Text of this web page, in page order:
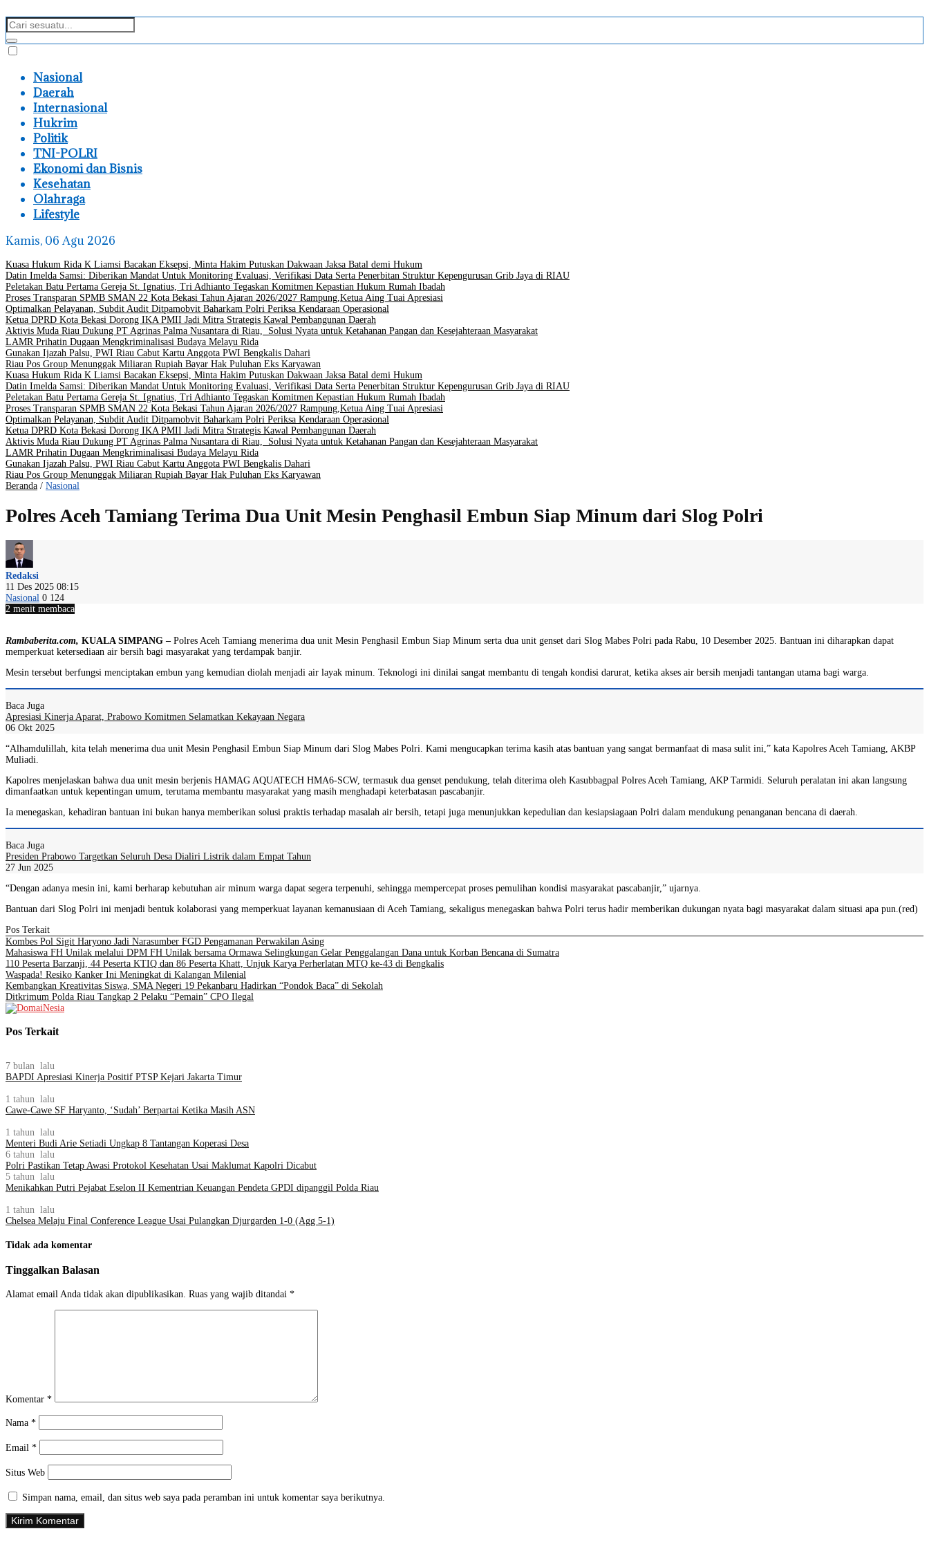
Nasional
Daerah
Internasional
Hukrim
Politik
TNI-POLRI
Ekonomi dan Bisnis
Kesehatan
Olahraga
Lifestyle
Kamis, 06 Agu 2026
Kuasa Hukum Rida K Liamsi Bacakan Eksepsi, Minta Hakim Putuskan Dakwaan Jaksa Batal demi Hukum
Datin Imelda Samsi: Diberikan Mandat Untuk Monitoring Evaluasi, Verifikasi Data Serta Penerbitan Struktur Kepengurusan Grib Jaya di RIAU
Peletakan Batu Pertama Gereja St. Ignatius, Tri Adhianto Tegaskan Komitmen Kepastian Hukum Rumah Ibadah
Proses Transparan SPMB SMAN 22 Kota Bekasi Tahun Ajaran 2026/2027 Rampung,Ketua Aing Tuai Apresiasi
Optimalkan Pelayanan, Subdit Audit Ditpamobvit Baharkam Polri Periksa Kendaraan Operasional
Ketua DPRD Kota Bekasi Dorong IKA PMII Jadi Mitra Strategis Kawal Pembangunan Daerah
Aktivis Muda Riau Dukung PT Agrinas Palma Nusantara di Riau, Solusi Nyata untuk Ketahanan Pangan dan Kesejahteraan Masyarakat
LAMR Prihatin Dugaan Mengkriminalisasi Budaya Melayu Rida
Gunakan Ijazah Palsu, PWI Riau Cabut Kartu Anggota PWI Bengkalis Dahari
Riau Pos Group Menunggak Miliaran Rupiah Bayar Hak Puluhan Eks Karyawan
Kuasa Hukum Rida K Liamsi Bacakan Eksepsi, Minta Hakim Putuskan Dakwaan Jaksa Batal demi Hukum
Datin Imelda Samsi: Diberikan Mandat Untuk Monitoring Evaluasi, Verifikasi Data Serta Penerbitan Struktur Kepengurusan Grib Jaya di RIAU
Peletakan Batu Pertama Gereja St. Ignatius, Tri Adhianto Tegaskan Komitmen Kepastian Hukum Rumah Ibadah
Proses Transparan SPMB SMAN 22 Kota Bekasi Tahun Ajaran 2026/2027 Rampung,Ketua Aing Tuai Apresiasi
Optimalkan Pelayanan, Subdit Audit Ditpamobvit Baharkam Polri Periksa Kendaraan Operasional
Ketua DPRD Kota Bekasi Dorong IKA PMII Jadi Mitra Strategis Kawal Pembangunan Daerah
Aktivis Muda Riau Dukung PT Agrinas Palma Nusantara di Riau, Solusi Nyata untuk Ketahanan Pangan dan Kesejahteraan Masyarakat
LAMR Prihatin Dugaan Mengkriminalisasi Budaya Melayu Rida
Gunakan Ijazah Palsu, PWI Riau Cabut Kartu Anggota PWI Bengkalis Dahari
Riau Pos Group Menunggak Miliaran Rupiah Bayar Hak Puluhan Eks Karyawan
Beranda / Nasional
Polres Aceh Tamiang Terima Dua Unit Mesin Penghasil Embun Siap Minum dari Slog Polri
Redaksi
11 Des 2025 08:15
Nasional 0 124
2 menit membaca
Rambaberita.com, KUALA SIMPANG – Polres Aceh Tamiang menerima dua unit Mesin Penghasil Embun Siap Minum serta dua unit genset dari Slog Mabes Polri pada Rabu, 10 Desember 2025. Bantuan ini diharapkan dapat
memperkuat ketersediaan air bersih bagi masyarakat yang terdampak banjir.
Mesin tersebut berfungsi menciptakan embun yang kemudian diolah menjadi air layak minum. Teknologi ini dinilai sangat membantu di tengah kondisi darurat, ketika akses air bersih menjadi tantangan utama bagi warga.
Baca Juga
Apresiasi Kinerja Aparat, Prabowo Komitmen Selamatkan Kekayaan Negara
06 Okt 2025
“Alhamdulillah, kita telah menerima dua unit Mesin Penghasil Embun Siap Minum dari Slog Mabes Polri. Kami mengucapkan terima kasih atas bantuan yang sangat bermanfaat di masa sulit ini,” kata Kapolres Aceh Tamiang, AKBP
Muliadi.
Kapolres menjelaskan bahwa dua unit mesin berjenis HAMAG AQUATECH HMA6-SCW, termasuk dua genset pendukung, telah diterima oleh Kasubbagpal Polres Aceh Tamiang, AKP Tarmidi. Seluruh peralatan ini akan langsung
dimanfaatkan untuk kepentingan umum, terutama membantu masyarakat yang masih menghadapi keterbatasan pascabanjir.
Ia menegaskan, kehadiran bantuan ini bukan hanya memberikan solusi praktis terhadap masalah air bersih, tetapi juga menunjukkan kepedulian dan kesiapsiagaan Polri dalam mendukung penanganan bencana di daerah.
Baca Juga
Presiden Prabowo Targetkan Seluruh Desa Dialiri Listrik dalam Empat Tahun
27 Jun 2025
“Dengan adanya mesin ini, kami berharap kebutuhan air minum warga dapat segera terpenuhi, sehingga mempercepat proses pemulihan kondisi masyarakat pascabanjir,” ujarnya.
Bantuan dari Slog Polri ini menjadi bentuk kolaborasi yang memperkuat layanan kemanusiaan di Aceh Tamiang, sekaligus menegaskan bahwa Polri terus hadir memberikan dukungan nyata bagi masyarakat dalam situasi apa pun.(red)
Pos Terkait
Kombes Pol Sigit Haryono Jadi Narasumber FGD Pengamanan Perwakilan Asing
Mahasiswa FH Unilak melalui DPM FH Unilak bersama Ormawa Selingkungan Gelar Penggalangan Dana untuk Korban Bencana di Sumatra
110 Peserta Barzanji, 44 Peserta KTIQ dan 86 Peserta Khatt, Unjuk Karya Perherlatan MTQ ke-43 di Bengkalis
Waspada! Resiko Kanker Ini Meningkat di Kalangan Milenial
Kembangkan Kreativitas Siswa, SMA Negeri 19 Pekanbaru Hadirkan “Pondok Baca” di Sekolah
Ditkrimum Polda Riau Tangkap 2 Pelaku “Pemain” CPO Ilegal
Pos Terkait
7 bulan lalu
BAPDI Apresiasi Kinerja Positif PTSP Kejari Jakarta Timur
1 tahun lalu
Cawe-Cawe SF Haryanto, ‘Sudah’ Berpartai Ketika Masih ASN
1 tahun lalu
Menteri Budi Arie Setiadi Ungkap 8 Tantangan Koperasi Desa
6 tahun lalu
Polri Pastikan Tetap Awasi Protokol Kesehatan Usai Maklumat Kapolri Dicabut
5 tahun lalu
Menikahkan Putri Pejabat Eselon II Kementrian Keuangan Pendeta GPDI dipanggil Polda Riau
1 tahun lalu
Chelsea Melaju Final Conference League Usai Pulangkan Djurgarden 1-0 (Agg 5-1)
Tidak ada komentar
Tinggalkan Balasan
Alamat email Anda tidak akan dipublikasikan. Ruas yang wajib ditandai *
Komentar *
Nama *
Email *
Situs Web
Simpan nama, email, dan situs web saya pada peramban ini untuk komentar saya berikutnya.